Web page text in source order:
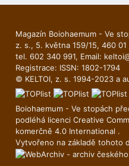
Magazín Boiohaemum - Ve
z. s., 5. května 159/15, 460
tel. 602 340 991, Email:
Registrace: ISSN: 1802-1794
© KELTOI, z. s. 1994-2023 a
Boiohaemum - Ve stopách
podléhá licenci Creative
komerčně 4.0 International .
Vytvořeno na základě tohoto